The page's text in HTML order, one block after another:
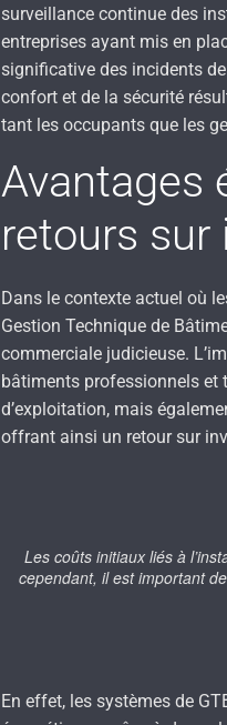
surveillance continue des
entreprises ayant mis en
significative des incidents
confort et de la sécurité
tant les occupants que les
Avantages
retours
Dans le contexte actuel où
Gestion Technique de
commerciale judicieuse.
bâtiments professionnels et
d’exploitation, mais
offrant ainsi un retour sur
Les coûts initiaux liés à
cependant, il est important
En effet, les systèmes de